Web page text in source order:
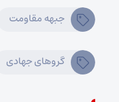
جبهه مقاومت
گروهای جهادی